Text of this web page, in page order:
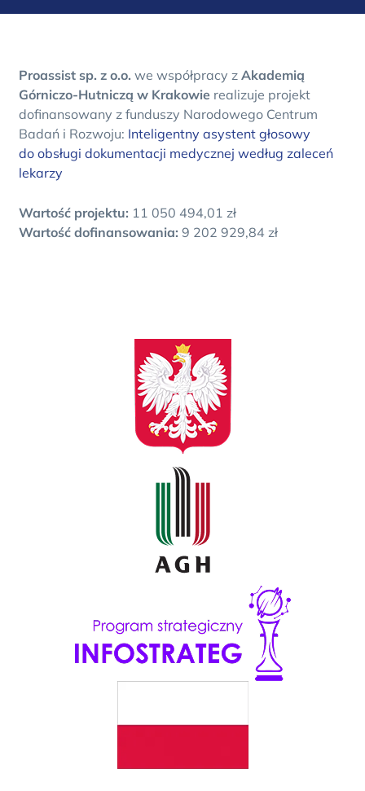
Proassist sp. z o.o. we współpracy z Akademią
Górniczo-Hutniczą w Krakowie realizuje projekt
dofinansowany z funduszy Narodowego Centrum
Badań i Rozwoju: Inteligentny asystent głosowy
do obsługi dokumentacji medycznej według zaleceń
lekarzy
Wartość projektu: 11 050 494,01 zł
Wartość dofinansowania: 9 202 929,84 zł